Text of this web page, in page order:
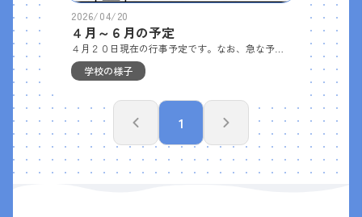
2026/04/20
４月～６月の予定
学校の様子
1